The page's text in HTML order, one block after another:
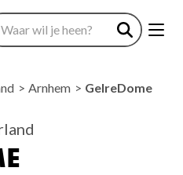
Arnhem GelreDome